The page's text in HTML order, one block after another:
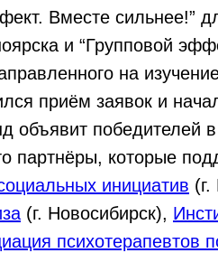
Вместе сильнее!”
и “Групповой
на
приём заявок и
объявит победителей
партнёры, которые
инициатив
(г. Новосибирск),
психотерапевтов